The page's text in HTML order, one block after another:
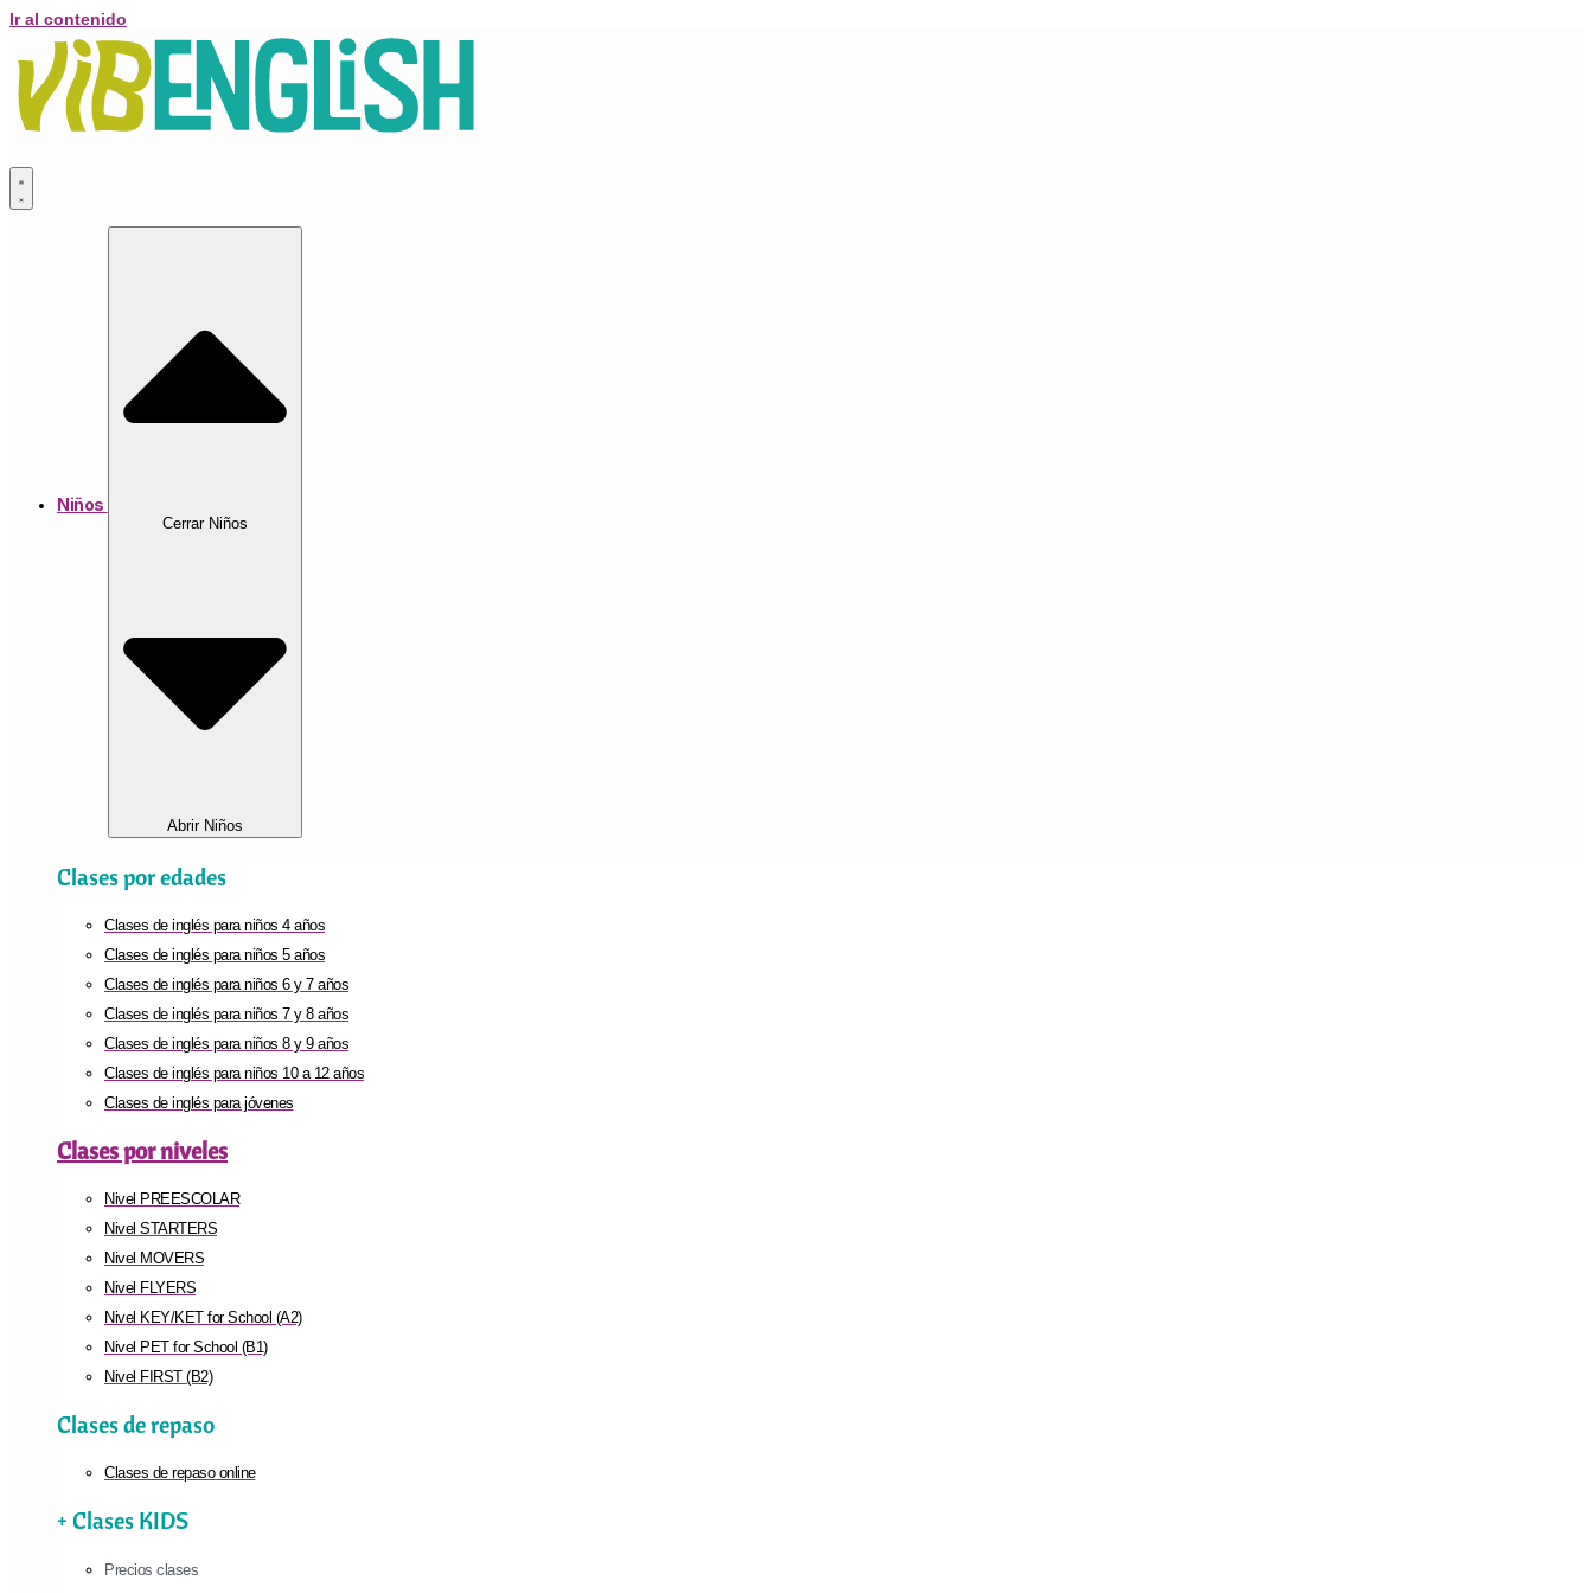
Ir al contenido
Niños
Cerrar Niños
Abrir Niños
Clases por edades
Clases de inglés para niños 4 años
Clases de inglés para niños 5 años
Clases de inglés para niños 6 y 7 años
Clases de inglés para niños 7 y 8 años
Clases de inglés para niños 8 y 9 años
Clases de inglés para niños 10 a 12 años
Clases de inglés para jóvenes
Clases por niveles
Nivel PREESCOLAR
Nivel STARTERS
Nivel MOVERS
Nivel FLYERS
Nivel KEY/KET for School (A2)
Nivel PET for School (B1)
Nivel FIRST (B2)
Clases de repaso
Clases de repaso online
+ Clases KIDS
Precios clases